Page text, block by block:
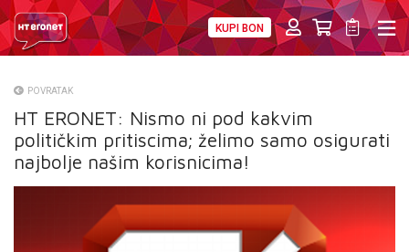
KUPI BON
O NAMA
PRESS
VELEPRODAJA
POVRATAK
HT ERONET: Nismo ni pod kakvim
političkim pritiscima; želimo samo osigurati
najbolje našim korisnicima!